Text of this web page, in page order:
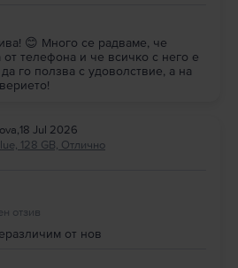
😊 Много се радваме, че
телефона и че всичко с него е
го ползва с удоволствие, а на
,18 Jul 2026
128 GB, Отлично
отзив
от нов